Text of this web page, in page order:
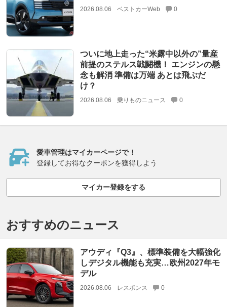
2026.08.06 ベストカーWeb 0
ついに地上走った“米露中以外の”量産
前提のステルス戦闘機！ エンジンの懸
念も解消 準備は万端 あとは飛ぶだ
け？
2026.08.06 乗りものニュース 0
愛車管理はマイカーページで！
登録してお得なクーポンを獲得しよう
マイカー登録をする
おすすめのニュース
アウディ『Q3』、標準装備を大幅強化
しデジタル機能も充実…欧州2027年モ
デル
2026.08.06 レスポンス 0